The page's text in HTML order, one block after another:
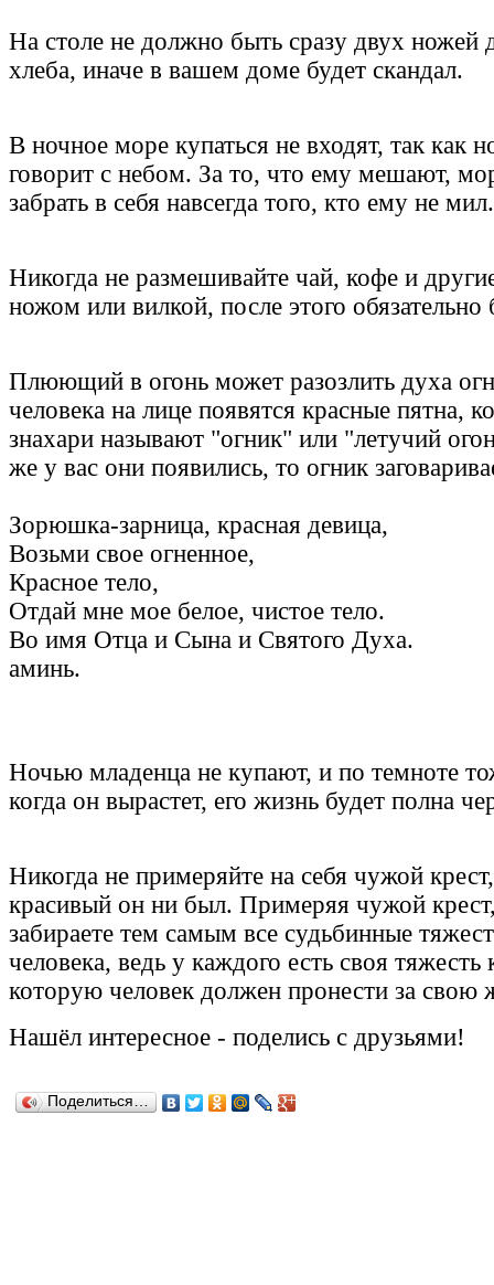
На столе не должно быть сразу двух ножей
хлеба, иначе в вашем доме будет скандал.
В ночное море купаться не входят, так как
говорит с небом. За то, что ему мешают,
забрать в себя навсегда того, кто ему не мил.
Никогда не размешивайте чай, кофе и
ножом или вилкой, после этого обязательно
Плюющий в огонь может разозлить духа
человека на лице появятся красные пятна,
знахари называют "огник" или "летучий
же у вас они появились, то огник
Зорюшка-зарница, красная девица,
Возьми свое огненное,
Красное тело,
Отдай мне мое белое, чистое тело.
Во имя Отца и Сына и Святого Духа.
аминь.
Ночью младенца не купают, и по темноте
когда он вырастет, его жизнь будет полна
Никогда не примеряйте на себя чужой
красивый он ни был. Примеряя чужой
забираете тем самым все судьбинные
человека, ведь у каждого есть своя тяжесть
которую человек должен пронести за
Нашёл интересное - поделись с друзьями!
Поделиться…